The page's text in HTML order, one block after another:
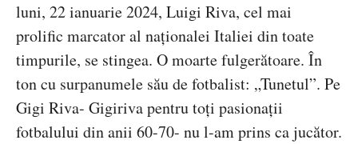
luni, 22 ianuarie 2024, Luigi Riva, cel mai
prolific marcator al naționalei Italiei din toate
timpurile, se stingea. O moarte fulgerătoare. În
ton cu surpanumele său de fotbalist: „Tunetul”. Pe
Gigi Riva- Gigiriva pentru toți pasionații
fotbalului din anii 60-70- nu l-am prins ca jucător.